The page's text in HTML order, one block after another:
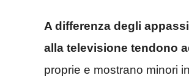
A differenza degli
alla televisione tendono
proprie e mostrano minori